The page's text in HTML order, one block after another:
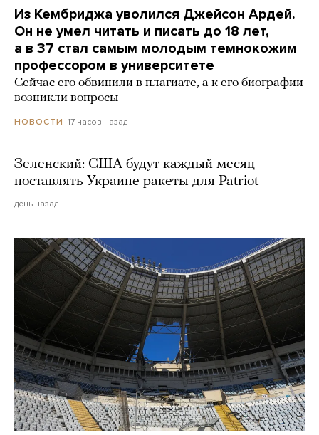
Из Кембриджа уволился Джейсон Ардей.
Он не умел читать и писать до 18 лет,
а в 37 стал самым молодым темнокожим
профессором в университете
Сейчас его обвинили в плагиате, а к его биографии
возникли вопросы
НОВОСТИ 17 часов назад
Зеленский: США будут каждый месяц
поставлять Украине ракеты для Patriot
день назад